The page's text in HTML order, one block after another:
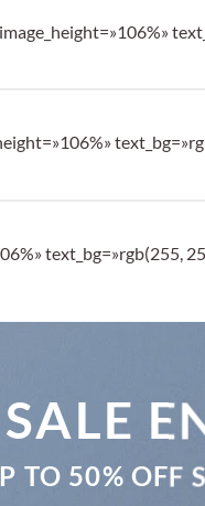
text_bg=»rgb(255,
SALE
TO 50% OFF